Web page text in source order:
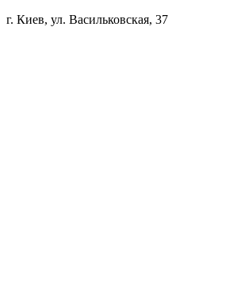
г. Киев, ул. Васильковская, 37